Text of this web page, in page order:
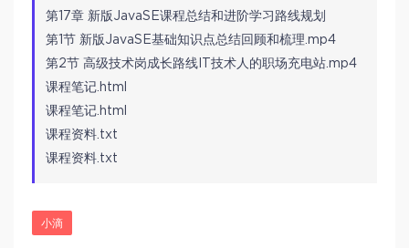
第17章 新版JavaSE课程总结和进阶学习路线规划
第1节 新版JavaSE基础知识点总结回顾和梳理.mp4
第2节 高级技术岗成长路线IT技术人的职场充电站.mp4
课程笔记.html
课程笔记.html
课程资料.txt
课程资料.txt
小滴